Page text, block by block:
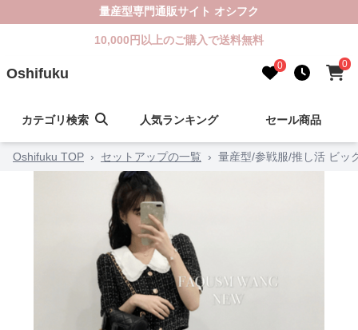
量産型専門通販サイト オシフク
10,000円以上のご購入で送料無料
Oshifuku 0 0
カテゴリ検索 人気ランキング セール商品
Oshifuku TOP › セットアップの一覧 › 量産型/参戦服/推し活 ビッ